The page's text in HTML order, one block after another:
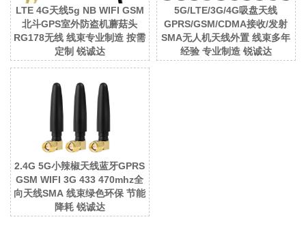
LTE 4G天线5g NB WIFI GSM
北斗GPS室外防盗机蘑菇头
RG178无线 线束专业制造 按需
定制 锐诚达
5G/LTE/3G/4G吸盘天线
GPRS/GSM/CDMA接收/发射
SMA无人机天线外置 线束多年
经验 专业制造 锐诚达
2.4G 5G小辣椒天线蓝牙GPRS
GSM WIFI 3G 433 470mhz全
向天线SMA 线束绿色环保 节能
降耗 锐诚达